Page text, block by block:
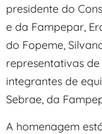
presidente do
e da Fampepar,
do Fopeme,
representativas
integrantes de
Sebrae, da
A homenagem